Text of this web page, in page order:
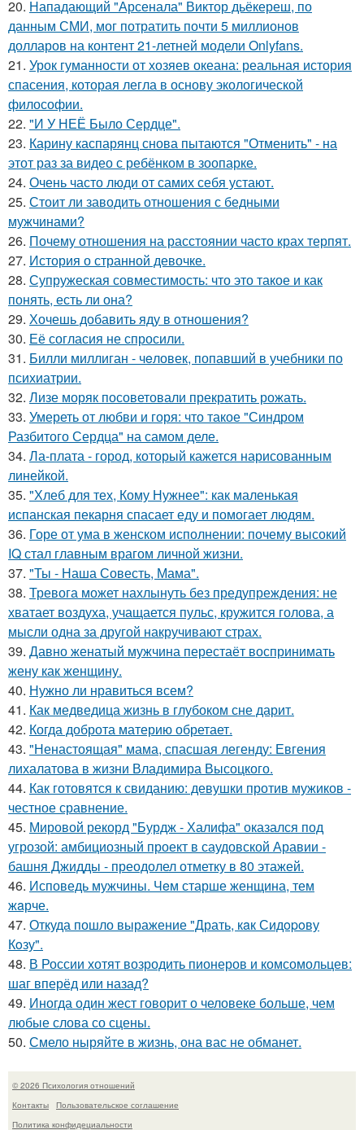
20. Нападающий "Арсенала" Виктор дьёкереш, по
данным СМИ, мог потратить почти 5 миллионов
долларов на контент 21-летней модели Onlyfans.
21. Урок гуманности от хозяев океана: реальная история
спасения, которая легла в основу экологической
философии.
22. "И У НЕЁ Было Сердце".
23. Карину каспарянц снова пытаются "Отменить" - на
этот раз за видео с ребёнком в зоопарке.
24. Очень часто люди от самих себя устают.
25. Стоит ли заводить отношения с бедными
мужчинами?
26. Почему отношения на расстоянии часто крах терпят.
27. История о странной девочке.
28. Супружеская совместимость: что это такое и как
понять, есть ли она?
29. Хочешь добавить яду в отношения?
30. Её согласия не спросили.
31. Билли миллиган - чeловек, попавший в учебники по
психиатрии.
32. Лизе моряк посоветовали прекратить рожать.
33. Умереть от любви и горя: что такое "Синдром
Разбитого Сердца" на самом деле.
34. Ла-плата - город, который кажется нарисованным
линейкой.
35. "Хлеб для тех, Кому Нужнее": как маленькая
испанская пекарня спасает еду и помогает людям.
36. Горе от ума в женском исполнении: почему высокий
IQ стал главным врагом личной жизни.
37. "Ты - Наша Совесть, Мама".
38. Тревога может нахлынуть без предупреждения: не
хватает воздуха, учащается пульс, кружится голова, а
мысли одна за другой накручивают страх.
39. Давно женатый мужчина перестаёт воспринимать
жену как женщину.
40. Нужно ли нравиться всем?
41. Как медведица жизнь в глубоком сне дарит.
42. Когда доброта материю обретает.
43. "Ненастоящая" мама, спасшая легенду: Евгения
лихалатова в жизни Владимира Высоцкого.
44. Как готовятся к свиданию: девушки против мужиков -
честное сравнение.
45. Мировой рекорд "Бурдж - Халифа" оказался под
угрозой: амбициозный проект в саудовской Аравии -
башня Джидды - преодолел отметку в 80 этажей.
46. Исповедь мужчины. Чeм старше женщина, тем
жaрче.
47. Откуда пошло выражение "Драть, кaк Сидopoву
Кoзу".
48. В России хотят возродить пионеров и комсомольцев:
шаг вперёд или назад?
49. Иногда один жест говорит о человеке больше, чем
любые слова со сцены.
50. Смело ныряйте в жизнь, она вас не обманет.
© 2026 Психология отношений
Контакты
Пользовательское соглашение
Политика конфидециальности